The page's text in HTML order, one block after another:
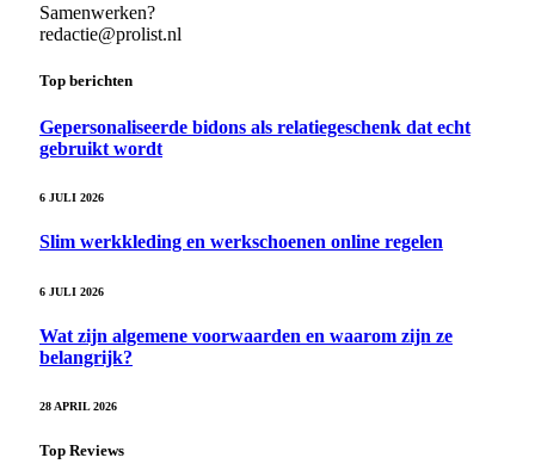
Samenwerken?
redactie@prolist.nl
Top berichten
Gepersonaliseerde bidons als relatiegeschenk dat echt
gebruikt wordt
6 JULI 2026
Slim werkkleding en werkschoenen online regelen
6 JULI 2026
Wat zijn algemene voorwaarden en waarom zijn ze
belangrijk?
28 APRIL 2026
Top Reviews